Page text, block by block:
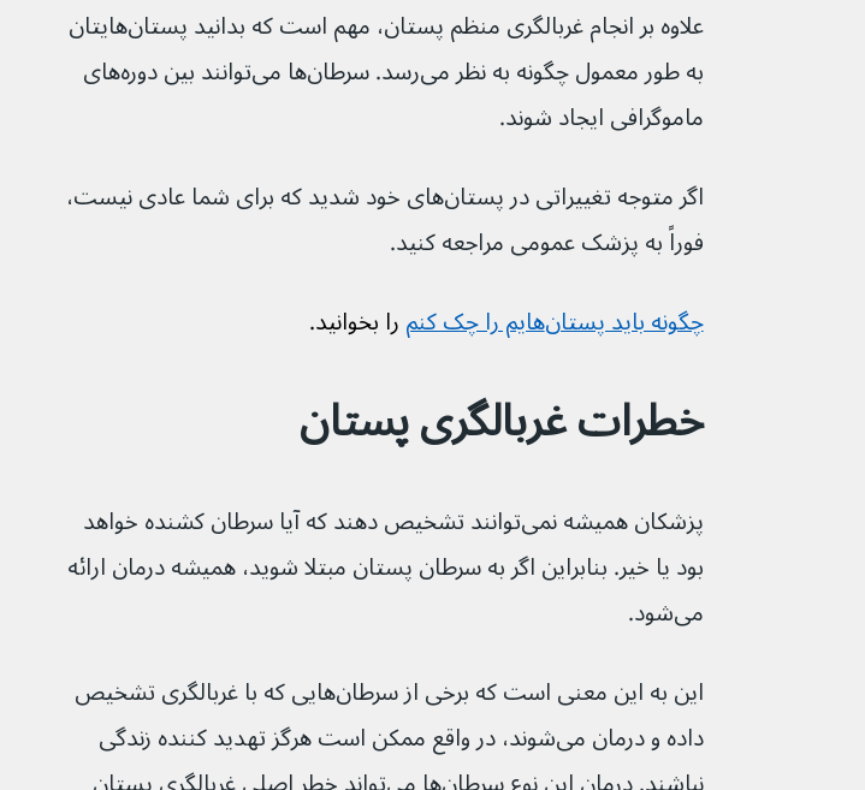
علاوه بر انجام غربالگری منظم پستان، مهم است که بدانید پستان‌هایتان
به طور معمول چگونه به نظر می‌رسد. سرطان‌ها می‌توانند بین دوره‌های
ماموگرافی ایجاد شوند.
اگر متوجه تغییراتی در پستان‌های خود شدید که برای شما عادی نیست،
فوراً به پزشک عمومی مراجعه کنید.
چگونه باید پستان‌هایم را چک کنم
را بخوانید.
خطرات غربالگری پستان
پزشکان همیشه نمی‌توانند تشخیص دهند که آیا سرطان کشنده خواهد
بود یا خیر. بنابراین اگر به سرطان پستان مبتلا شوید، همیشه درمان ارائه
می‌شود.
این به این معنی است که برخی از سرطان‌هایی که با غربالگری تشخیص
داده و درمان می‌شوند، در واقع ممکن است هرگز تهدید کننده زندگی